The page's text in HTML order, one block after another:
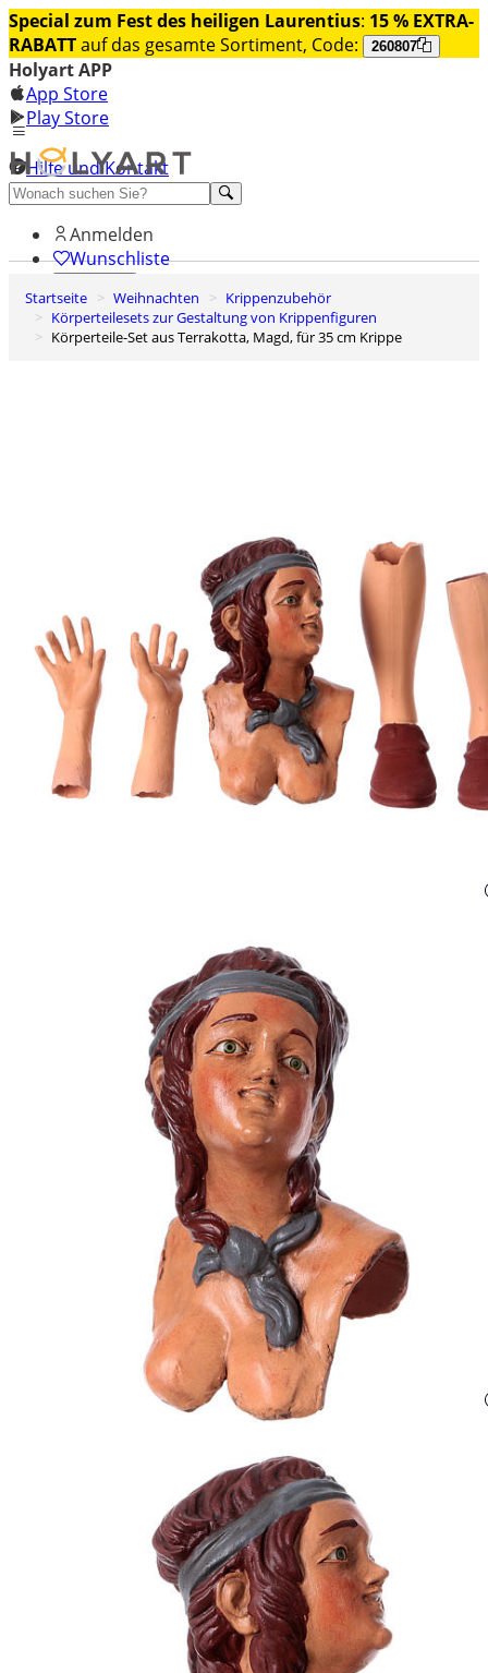
Special zum Fest des heiligen Laurentius: 15 % EXTRA-
RABATTauf das gesamte Sortiment, Code: 260807
Holyart APP
App Store
Play Store
Hilfe und Kontakt
Entdecken Sie Premium
Anmelden
Wunschliste
0
Warenkorb
Startseite Weihnachten
Krippenzubehör
Körperteilesets zur Gestaltung von Krippenfiguren
Körperteile-Set aus Terrakotta, Magd, für 35 cm Krippe